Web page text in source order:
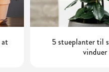
5 stueplanter til
vinduer